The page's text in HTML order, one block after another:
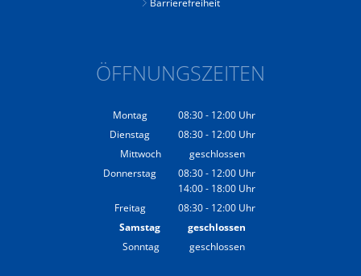
Barrierefreiheit
ÖFFNUNGSZEITEN
Montag 08:30- 12:00 Uhr
Von 08:30 bis 12:00 Uhr
Dienstag 08:30- 12:00 Uhr
Von 08:30 bis 12:00 Uhr
Mittwoch
geschlossen
Donnerstag
08:30- 12:00 Uhr
Von 08:30 bis 12:00 Uhr
14:00- 18:00 Uhr
Von 14:00 bis 18:00 Uhr
Freitag 08:30- 12:00 Uhr
Von 08:30 bis 12:00 Uhr
Samstag
geschlossen
Sonntag
geschlossen